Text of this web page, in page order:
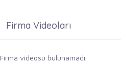
Firma Videoları
Firma videosu bulunamadı.